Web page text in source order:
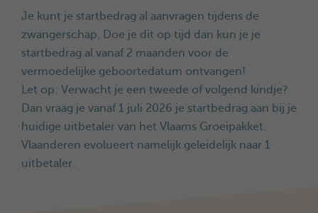
Je kunt je startbedrag al aanvragen tijdens de
zwangerschap. Doe je dit op tijd dan kun je je
startbedrag al vanaf 2 maanden voor de
vermoedelijke geboortedatum ontvangen!
Let op: Verwacht je een tweede of volgend kindje?
Dan vraag je vanaf 1 juli 2026 je startbedrag aan bij je
huidige uitbetaler van het Vlaams Groeipakket.
Vlaanderen evolueert namelijk geleidelijk naar 1
uitbetaler.